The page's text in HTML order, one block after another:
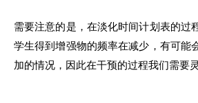
需要注意的是，在淡化时间计划表的过
学生得到增强物的频率在减少，有可能
加的情况，因此在干预的过程我们需要